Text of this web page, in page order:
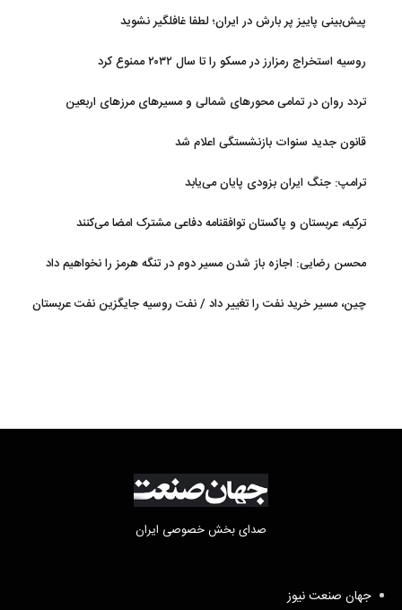
پیش‌بینی پاییز پر بارش در ایران؛ لطفا غافلگیر نشوید
روسیه استخراج رمزارز در مسکو را تا سال ۲۰۳۲ ممنوع کرد
تردد روان در تمامی محورهای شمالی و مسیرهای مرزهای اربعین
قانون جدید سنوات بازنشستگی اعلام شد
ترامپ: جنگ ایران بزودی پایان می‌یابد
ترکیه، عربستان و پاکستان توافقنامه دفاعی مشترک امضا می‌کنند
محسن رضایی: اجازه باز شدن مسیر دوم در تنگه هرمز را نخواهیم داد
چین، مسیر خرید نفت را تغییر داد / نفت روسیه جایگزین نفت عربستان
صدای بخش خصوصی ایران
جهان صنعت نیوز